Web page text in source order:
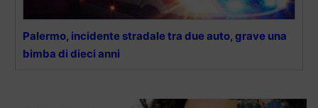
Palermo, incidente stradale tra due auto, grave una
bimba di dieci anni